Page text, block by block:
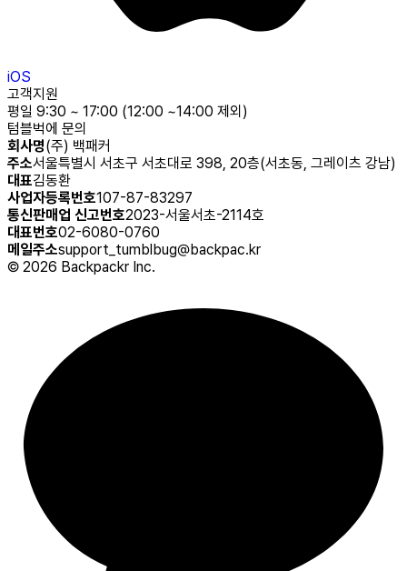
iOS
고객지원
평일 9:30 ~ 17:00 (12:00 ~14:00 제외)
텀블벅에 문의
회사명(주) 백패커
주소서울특별시 서초구 서초대로 398, 20층(서초동, 그레이츠 강남)
대표김동환
사업자등록번호107-87-83297
통신판매업 신고번호2023-서울서초-2114호
대표번호02-6080-0760
메일주소support_tumblbug@backpac.kr
© 2026 Backpackr Inc.